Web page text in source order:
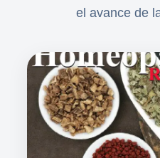
el avance de